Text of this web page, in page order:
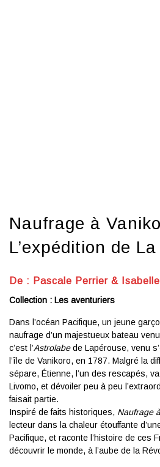
Naufrage à
L’expédition de
De : Pascale Perrier &
Collection : Les aventuriers
Dans l’océan Pacifique, un jeune
naufrage d’un majestueux bateau
c’est l’Astrolabede Lapérouse, venu
l’île de Vanikoro, en 1787. Malgré la
sépare, Étienne, l’un des rescapés,
Livomo, et dévoiler peu à peu
faisait partie.
Inspiré de faits historiques, Naufrage
lecteur dans la chaleur étouffante
Pacifique, et raconte l’histoire de ces
découvrir le monde, à l’aube de la